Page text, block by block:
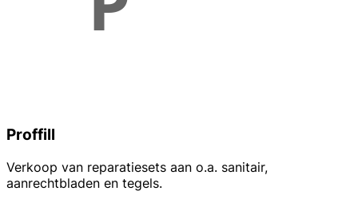
Proffill
Verkoop van reparatiesets aan o.a. sanitair,
aanrechtbladen en tegels.